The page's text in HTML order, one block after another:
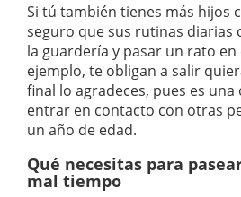
Si tú también tienes más hijos
seguro que sus rutinas diarias
la guardería y pasar un rato
ejemplo, te obligan a salir
final lo agradeces, pues es
entrar en contacto con otras
un año de edad.
Qué necesitas para
mal tiempo